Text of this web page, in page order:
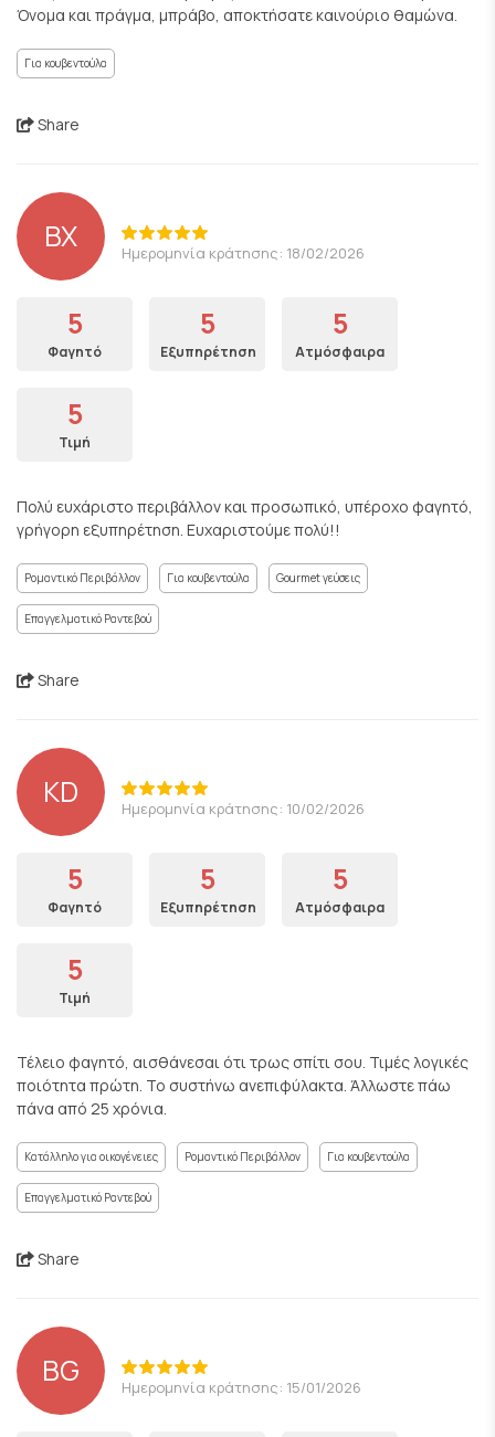
Όνομα και πράγμα, μπράβο, αποκτήσατε καινούριο θαμώνα.
Για κουβεντούλα
Share
ΒΧ Ημερομηνία κράτησης: 18/02/2026
5
Φαγητό
5
Εξυπηρέτηση
5
Ατμόσφαιρα
5
Τιμή
Πολύ ευχάριστο περιβάλλον και προσωπικό, υπέροχο φαγητό,
γρήγορη εξυπηρέτηση. Ευχαριστούμε πολύ!!
Ρομαντικό Περιβάλλον Για κουβεντούλα Gourmet γεύσεις
Επαγγελματικό Ραντεβού
Share
KD Ημερομηνία κράτησης: 10/02/2026
5
Φαγητό
5
Εξυπηρέτηση
5
Ατμόσφαιρα
5
Τιμή
Τέλειο φαγητό, αισθάνεσαι ότι τρως σπίτι σου. Τιμές λογικές
ποιότητα πρώτη. Το συστήνω ανεπιφύλακτα. Άλλωστε πάω
πάνα από 25 χρόνια.
Κατάλληλο για οικογένειες Ρομαντικό Περιβάλλον Για κουβεντούλα
Επαγγελματικό Ραντεβού
Share
BG Ημερομηνία κράτησης: 15/01/2026